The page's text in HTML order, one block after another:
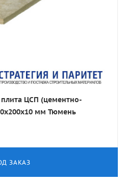
ЦСП (цементно-
мм Тюмень
ЗАКАЗ